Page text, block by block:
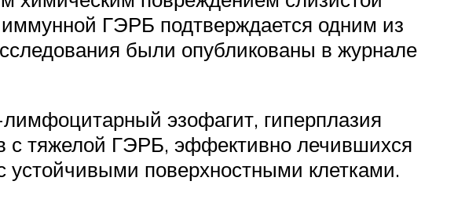
ГЭРБ подтверждается одним из
были опубликованы в журнале
эзофагит, гиперплазия
с тяжелой ГЭРБ, эффективно лечившихся
поверхностными клетками.